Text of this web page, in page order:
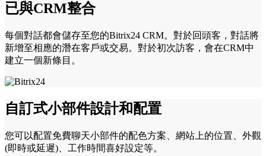
已與CRM整合
每個對話都會儲存至您的Bitrix24 CRM。對於回頭客，對話將
新增至相應的潛在客戶或交易。對於初次訪客，會在CRM中
建立一個新條目。
自訂式小部件設計和配置
您可以配置免費聊天小部件的配色方案、網站上的位置、外觀
(即時或延遲)、工作時間喜好設定等。